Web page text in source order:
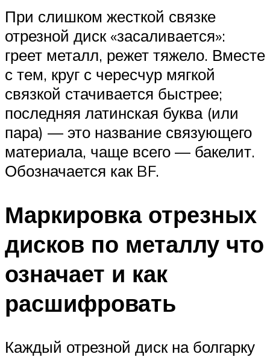
При слишком жесткой связке
отрезной диск «засаливается»:
греет металл, режет тяжело. Вместе
с тем, круг с чересчур мягкой
связкой стачивается быстрее;
последняя латинская буква (или
пара) — это название связующего
материала, чаще всего — бакелит.
Обозначается как BF.
Маркировка отрезных
дисков по металлу что
означает и как
расшифровать
Каждый отрезной диск на болгарку